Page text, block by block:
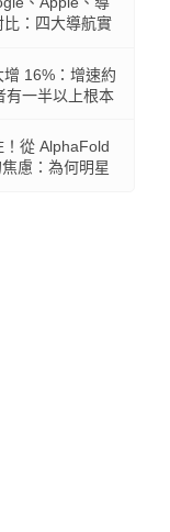
：四大導航實
16%：增速約
有一半以上根本
從 AlphaFold
慮：為何明星